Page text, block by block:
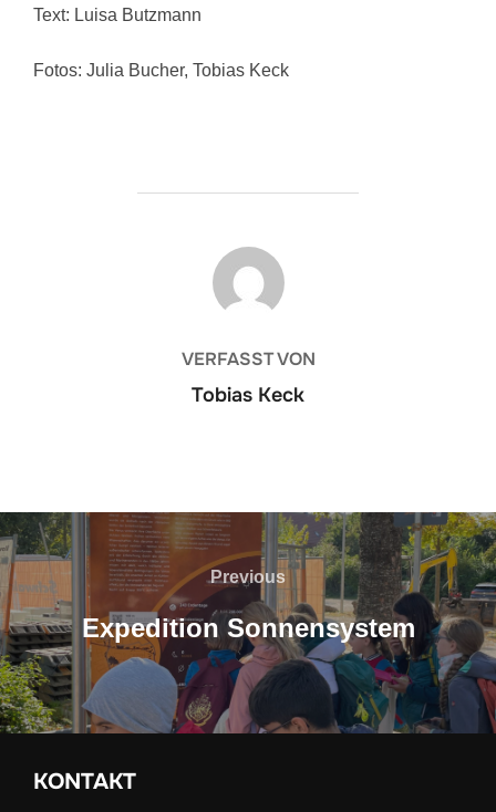
Text: Luisa Butzmann
Fotos: Julia Bucher, Tobias Keck
BEITRAGSAUTOR
VERFASST VON
Tobias Keck
Beitragsnavigation
Previous
Previous
Expedition Sonnensystem
KONTAKT